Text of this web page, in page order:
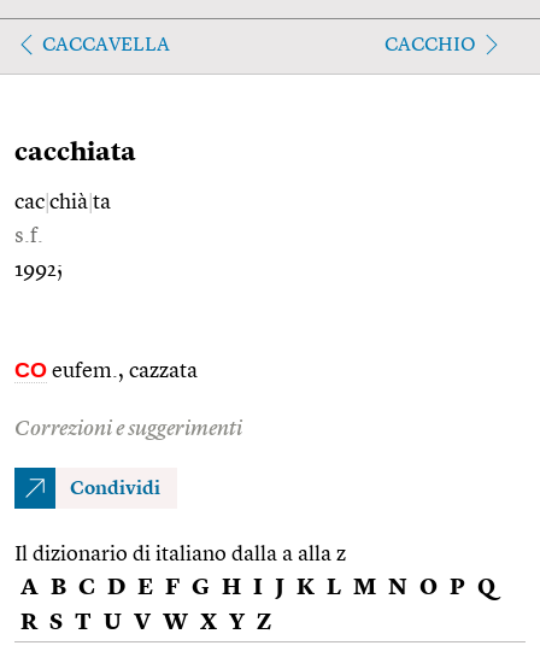
CACCAVELLA CACCHIO
cacchiata
cac chià ta
s.f.
1992;
CO eufem., cazzata
Correzioni e suggerimenti
Condividi
Il dizionario di italiano dalla a alla z
A B C D E F G H I J K L M N O P Q
R S T U V W X Y Z